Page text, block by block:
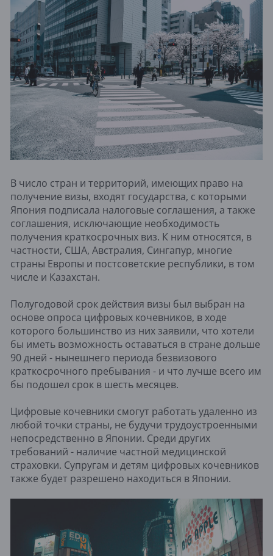
В число стран и территорий, имеющих право на
получение визы, входят государства, с которыми
Япония подписала налоговые соглашения, а также
соглашения, исключающие необходимость
получения краткосрочных виз. К ним относятся, в
частности, США, Австралия, Сингапур, многие
страны Европы и постсоветские республики, в том
числе и Казахстан.
Полугодовой срок действия визы был выбран на
основе опроса цифровых кочевников, в ходе
которого большинство из них заявили, что хотели
бы иметь возможность оставаться в стране дольше
90 дней - нынешнего периода безвизового
краткосрочного пребывания - и что лучше всего им
бы подошел срок в шесть месяцев.
Цифровые кочевники смогут работать удаленно из
любой точки страны, не будучи трудоустроенными
непосредственно в Японии. Среди других
требований - наличие частной медицинской
страховки. Супругам и детям цифровых кочевников
также будет разрешено находиться в Японии.